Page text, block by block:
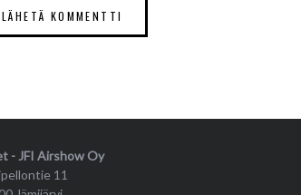
- JFI Airshow Oy
11